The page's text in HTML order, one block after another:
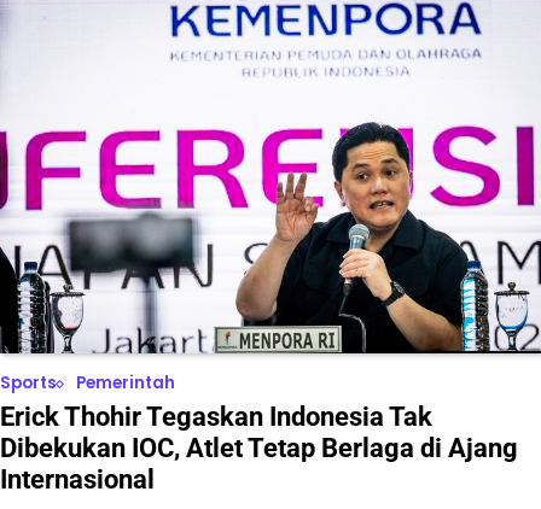
Sports Pemerintah
Erick Thohir Tegaskan Indonesia Tak
Dibekukan IOC, Atlet Tetap Berlaga di Ajang
Internasional